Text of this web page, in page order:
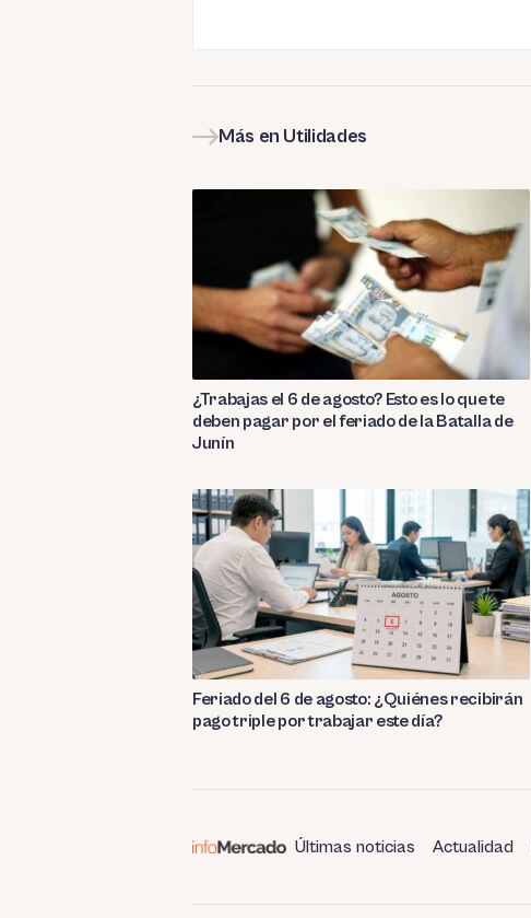
Más en Utilidades
¿Trabajas el 6 de agosto? Esto es lo que te
deben pagar por el feriado de la Batalla de
Junín
Feriado del 6 de agosto: ¿Quiénes recibirán
pago triple por trabajar este día?
Últimas noticias Actualidad